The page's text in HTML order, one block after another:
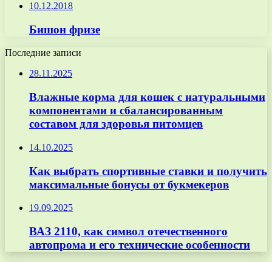
10.12.2018
Бишон фризе
Последние записи
28.11.2025
Влажные корма для кошек с натуральными
компонентами и сбалансированным
составом для здоровья питомцев
14.10.2025
Как выбрать спортивные ставки и получить
максимальные бонусы от букмекеров
19.09.2025
ВАЗ 2110, как символ отечественного
автопрома и его технические особенности